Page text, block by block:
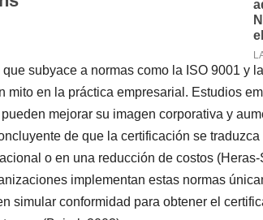
subyace a normas como la ISO 9001 y
mito en la práctica empresarial. Estudios
mejorar su imagen corporativa y
de que la certificación se
o en una reducción de costos
implementan estas normas
simular conformidad para obtener el